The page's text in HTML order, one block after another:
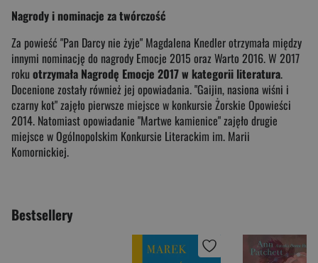
Nagrody i nominacje za twórczość
Za powieść "Pan Darcy nie żyje" Magdalena Knedler otrzymała między
innymi nominację do nagrody Emocje 2015 oraz Warto 2016. W 2017
roku otrzymała Nagrodę Emocje 2017 w kategorii literatura.
Docenione zostały również jej opowiadania. "Gaijin, nasiona wiśni i
czarny kot" zajęło pierwsze miejsce w konkursie Żorskie Opowieści
2014. Natomiast opowiadanie "Martwe kamienice" zajęło drugie
miejsce w Ogólnopolskim Konkursie Literackim im. Marii
Komornickiej.
Bestsellery